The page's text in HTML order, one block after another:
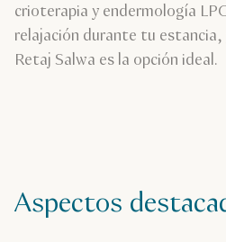
crioterapia y endermología
relajación durante tu
Retaj Salwa es la opción ideal.
Aspectos